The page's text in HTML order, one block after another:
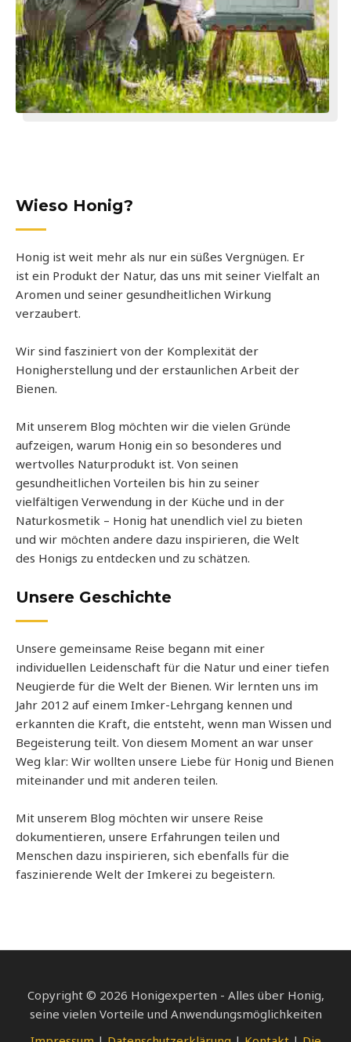
Wieso Honig?
Honig ist weit mehr als nur ein süßes Vergnügen. Er
ist ein Produkt der Natur, das uns mit seiner Vielfalt an
Aromen und seiner gesundheitlichen Wirkung
verzaubert.
Wir sind fasziniert von der Komplexität der
Honigherstellung und der erstaunlichen Arbeit der
Bienen.
Mit unserem Blog möchten wir die vielen Gründe
aufzeigen, warum Honig ein so besonderes und
wertvolles Naturprodukt ist. Von seinen
gesundheitlichen Vorteilen bis hin zu seiner
vielfältigen Verwendung in der Küche und in der
Naturkosmetik – Honig hat unendlich viel zu bieten
und wir möchten andere dazu inspirieren, die Welt
des Honigs zu entdecken und zu schätzen.
Unsere Geschichte
Unsere gemeinsame Reise begann mit einer
individuellen Leidenschaft für die Natur und einer tiefen
Neugierde für die Welt der Bienen. Wir lernten uns im
Jahr 2012 auf einem Imker-Lehrgang kennen und
erkannten die Kraft, die entsteht, wenn man Wissen und
Begeisterung teilt. Von diesem Moment an war unser
Weg klar: Wir wollten unsere Liebe für Honig und Bienen
miteinander und mit anderen teilen.
Mit unserem Blog möchten wir unsere Reise
dokumentieren, unsere Erfahrungen teilen und
Menschen dazu inspirieren, sich ebenfalls für die
faszinierende Welt der Imkerei zu begeistern.
Copyright © 2026 Honigexperten - Alles über Honig,
seine vielen Vorteile und Anwendungsmöglichkeiten